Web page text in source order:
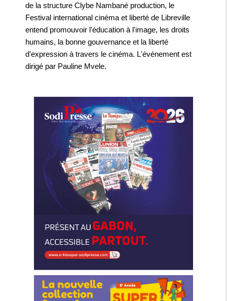
de la structure Clybe Nambané production, le
Festival international cinéma et liberté de Libreville
entend promouvoir l'éducation à l'image, les droits
humains, la bonne gouvernance et la liberté
d'expression à travers le cinéma. L'événement est
dirigé par Pauline Mvele.